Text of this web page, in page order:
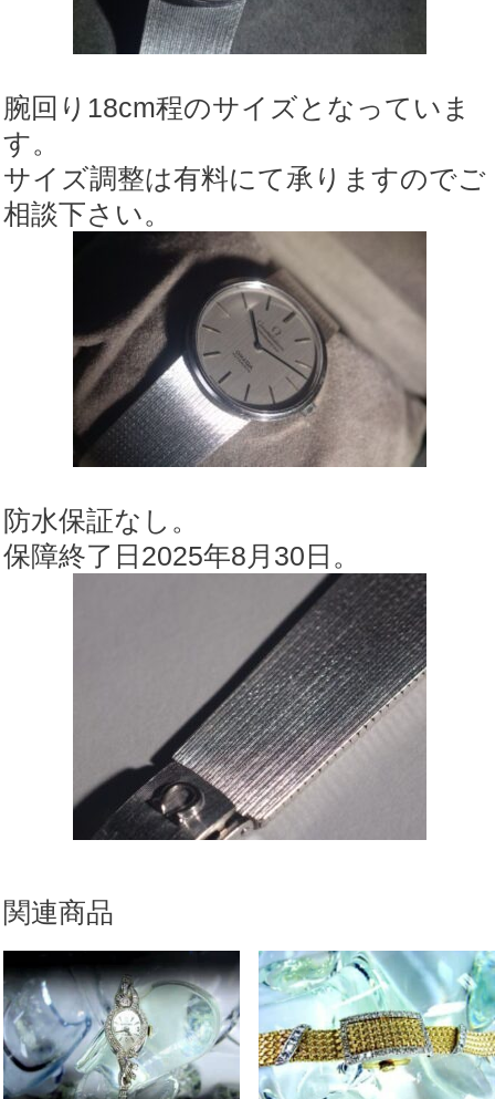
腕回り18cm程のサイズとなっていま
す。
サイズ調整は有料にて承りますのでご
相談下さい。
防水保証なし。
保障終了日2025年8月30日。
関連商品